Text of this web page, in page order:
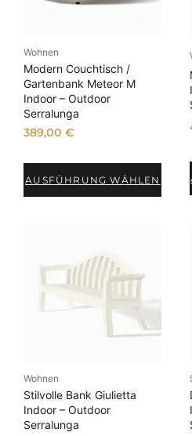
Wohnen
Modern Couchtisch /
Gartenbank Meteor M
Indoor – Outdoor
Serralunga
389,00€
AUSFÜHRUNG WÄHLEN
Wohnen
Stilvolle Bank Giulietta
Indoor – Outdoor
Serralunga